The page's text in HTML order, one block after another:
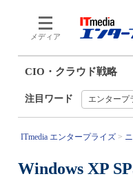
メディア
CIO・クラウド戦略
注目ワード エンタープ
ITmedia エンタープライズ
Windows XP